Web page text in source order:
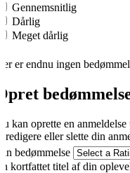
Gennemsnitlig
Dårlig
Meget dårlig
er endnu ingen
kan oprette en
redigere eller slette din
bedømmelse
kortfattet titel af din